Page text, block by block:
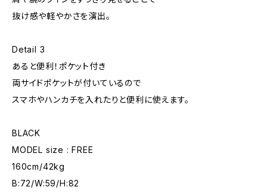
抜け感や軽やかさを演出。
Detail 3
あると便利！ポケット付き
両サイドポケットが付いているので
スマホやハンカチを入れたりと便利に使えます。
BLACK
MODEL size : FREE
160cm/42kg
B:72/W:59/H:82